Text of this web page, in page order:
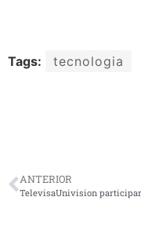
Tags: tecnologia
ANTERIOR